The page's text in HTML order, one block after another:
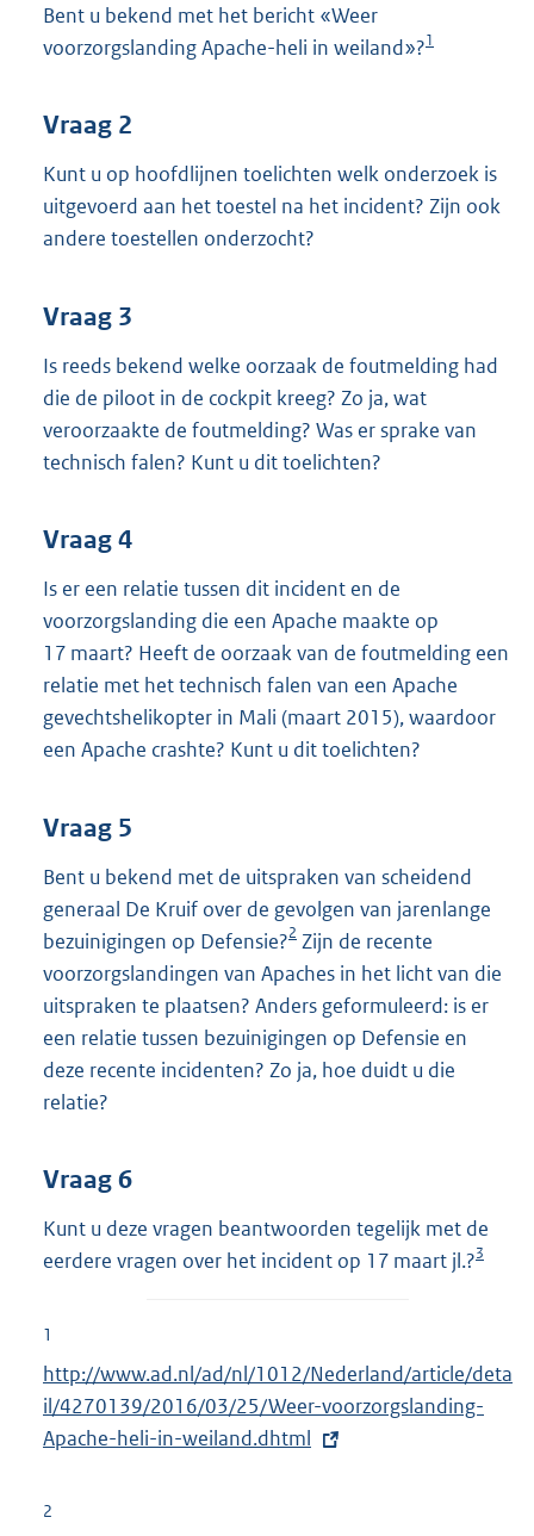
K
Bent u bekend met het bericht «Weer
voorzorgslanding Apache-heli in weiland»?1
Vraag 2
Kunt u op hoofdlijnen toelichten welk onderzoek is
uitgevoerd aan het toestel na het incident? Zijn ook
andere toestellen onderzocht?
Vraag 3
Is reeds bekend welke oorzaak de foutmelding had
die de piloot in de cockpit kreeg? Zo ja, wat
veroorzaakte de foutmelding? Was er sprake van
technisch falen? Kunt u dit toelichten?
Vraag 4
Is er een relatie tussen dit incident en de
voorzorgslanding die een Apache maakte op
17 maart? Heeft de oorzaak van de foutmelding een
relatie met het technisch falen van een Apache
gevechtshelikopter in Mali (maart 2015), waardoor
een Apache crashte? Kunt u dit toelichten?
Vraag 5
Bent u bekend met de uitspraken van scheidend
generaal De Kruif over de gevolgen van jarenlange
bezuinigingen op Defensie?2 Zijn de recente
voorzorgslandingen van Apaches in het licht van die
uitspraken te plaatsen? Anders geformuleerd: is er
een relatie tussen bezuinigingen op Defensie en
deze recente incidenten? Zo ja, hoe duidt u die
relatie?
Vraag 6
Kunt u deze vragen beantwoorden tegelijk met de
eerdere vragen over het incident op 17 maart jl.?3
1
E
x
t
r
http://www.ad.nl/ad/nl/1012/Nederland/article/deta
il/4270139/2016/03/25/Weer-voorzorgslanding-
Apache-heli-in-weiland.dhtml
2